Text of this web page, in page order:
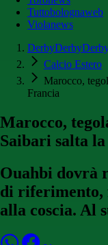
Tuttobolognaweb
Violanews
Calcio Estero
Marocco,
Francia
Marocco,
Saibari salta
Ouahbi dovrà
di riferimento,
alla coscia. Al